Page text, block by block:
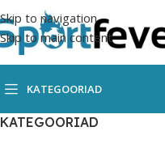
Skip to navigation
Skip to main content
KATEGOORIAD
KATEGOORIAD